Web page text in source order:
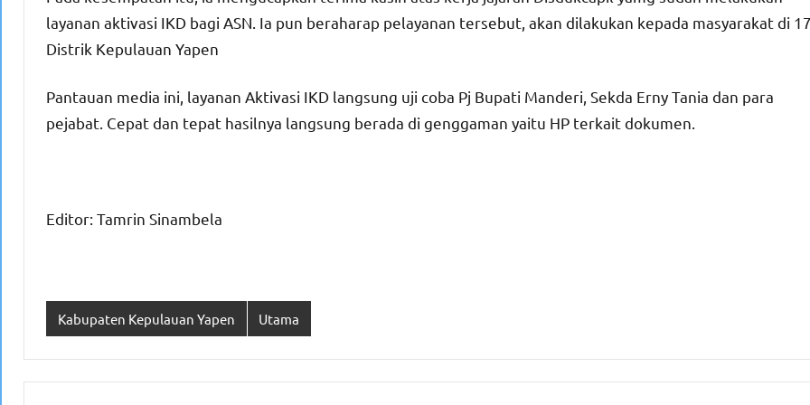
layanan aktivasi IKD bagi ASN. Ia pun beraharap pelayanan tersebut, akan dilakukan kepada masyarakat di
Distrik Kepulauan Yapen
Pantauan media ini, layanan Aktivasi IKD langsung uji coba Pj Bupati Manderi, Sekda Erny Tania dan para
pejabat. Cepat dan tepat hasilnya langsung berada di genggaman yaitu HP terkait dokumen.
Editor: Tamrin Sinambela
Kabupaten Kepulauan Yapen Utama